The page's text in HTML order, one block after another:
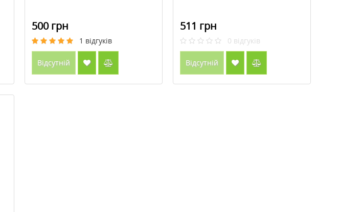
500 грн
1 відгуків
Відсутній
511 грн
0 відгуків
Відсутній